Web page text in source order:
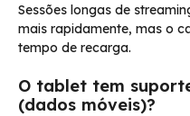
Sessões longas de
mais rapidamente, mas o
tempo de recarga.
O tablet tem
(dados móveis)?